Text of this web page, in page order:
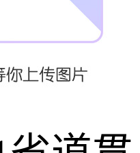
高
梁高